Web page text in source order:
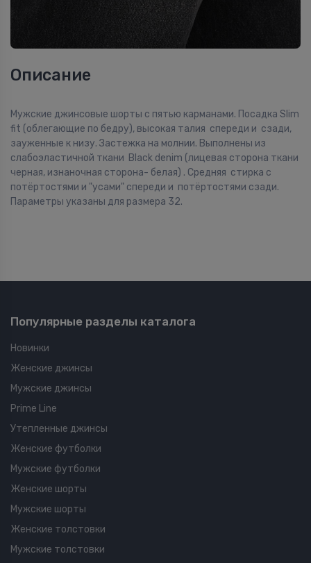
Описание
Мужские джинсовые шорты с пятью карманами. Посадка Slim
fit (облегающие по бедру), высокая талия спереди и сзади,
зауженные к низу. Застежка на молнии. Выполнены из
слабоэластичной ткани Black denim (лицевая сторона ткани
черная, изнаночная сторона- белая) . Средняя стирка с
потёртостями и "усами" спереди и потёртостями сзади.
Параметры указаны для размера 32.
Популярные разделы каталога
Новинки
Женские джинсы
Мужские джинсы
Prime Line
Утепленные джинсы
Женские футболки
Мужские футболки
Женские шорты
Мужские шорты
Женские толстовки
Мужские толстовки